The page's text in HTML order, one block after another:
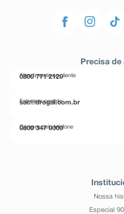
Precisa de
Atendimento ao cliente
0800 771 2120
Entre em contato
sac@drogal.com.br
Compre pelo telefone
0800 347 0000
Nossa
Especial